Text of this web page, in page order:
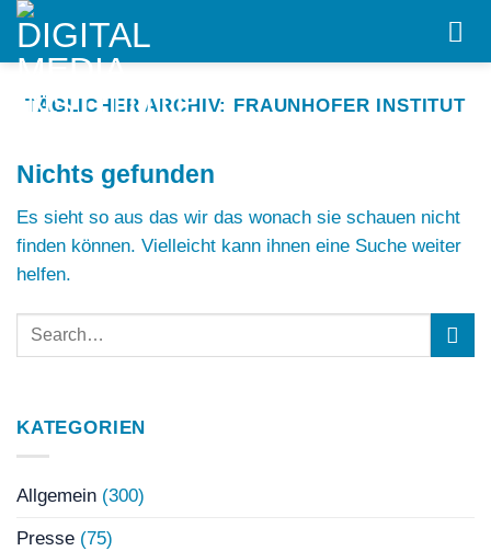
Skip
content
TÄGLICHER ARCHIV: FRAUNHOFER INSTITUT
Nichts gefunden
Es sieht so aus das wir das wonach sie schauen nicht
finden können. Vielleicht kann ihnen eine Suche weiter
helfen.
KATEGORIEN
Allgemein (300)
Presse (75)